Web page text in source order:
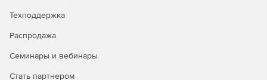
Техподдержка
Распродажа
Семинары и вебинары
Стать партнером